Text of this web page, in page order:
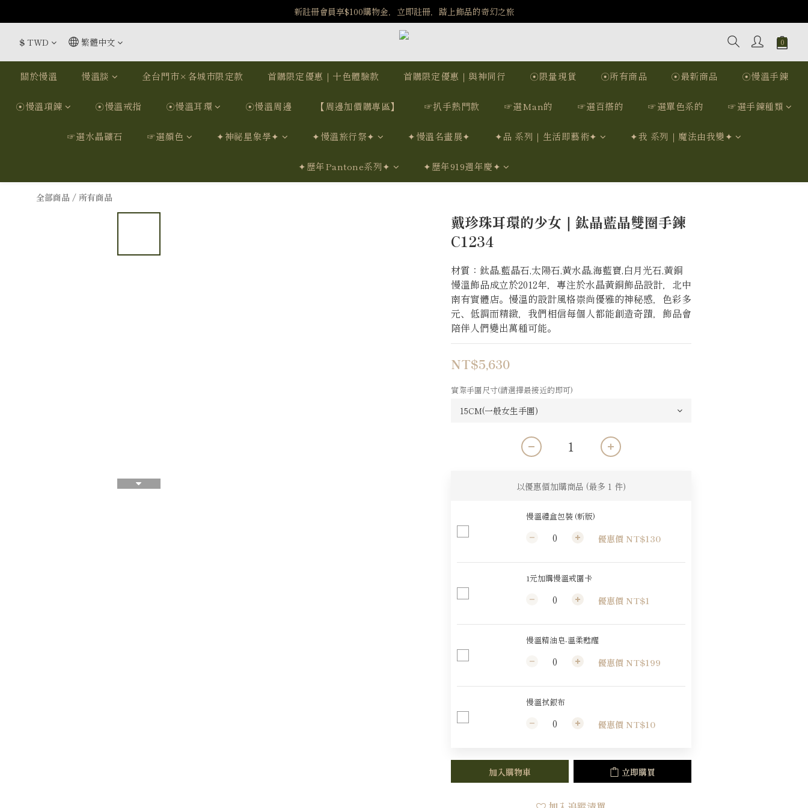
️8/6-8/12 第一波古文明馬拉松正式開跑：烏爾風華套組優惠價$5140
️8/6-8/12 第一波古文明馬拉松正式開跑：烏爾風華套組優惠價$5140
7/15-8/25 神秘星象學系列｜獅子座時區 項鍊 X 戒指 X 手鍊 享福利
️8/6-8/12 第一波古文明馬拉松正式開跑：烏爾風華套組優惠價$5140
$ TWD 繁體中文
關於慢溫 慢溫談 全台門市×各城市限定款 首購限定優惠｜十色體驗款 首購限定優惠｜與神同行 ☉限量現貨 ☉所有商品 ☉最新商品 ☉慢溫手鍊
☉慢溫項鍊 ☉慢溫戒指 ☉慢溫耳環 ☉慢溫周邊 【周邊加價購專區】 ☞扒手熱門款 ☞選Man的 ☞選百搭的 ☞選單色系的 ☞選手鍊種類
☞選水晶礦石 ☞選顏色 ✦神祕星象學✦ ✦慢溫旅行祭✦ ✦慢溫名畫展✦ ✦品 系列｜生活即藝術✦ ✦我 系列｜魔法由我變✦
✦歷年Pantone系列✦ ✦歷年919週年慶✦
全部商品 / 所有商品
戴珍珠耳環的少女｜鈦晶藍晶雙圈手鍊
C1234
材質：鈦晶,藍晶石,太陽石,黃水晶,海藍寶,白月光石,黃銅
慢溫飾品成立於2012年，專注於水晶黃銅飾品設計，北中
南有實體店。慢溫的設計風格崇尚優雅的神秘感，色彩多
元、低調而精緻，我們相信每個人都能創造奇蹟，飾品會
陪伴人們變出萬種可能。
NT$5,630
實際手圍尺寸(請選擇最接近的即可)
以優惠價加購商品 (最多 1 件)
慢溫禮盒包裝 (新版)
優惠價 NT$130
1元加購慢溫戒圍卡
優惠價 NT$1
慢溫精油皂-溫柔甦醒
優惠價 NT$199
慢溫拭銀布
優惠價 NT$10
加入購物車 立即購買